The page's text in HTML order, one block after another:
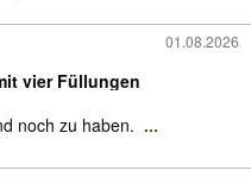
01.08.2026
vier Füllungen
noch zu haben. ...